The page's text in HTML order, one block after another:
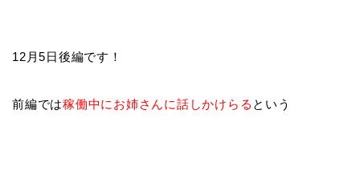
12月5日後編です！
前編では稼働中にお姉さんに話しかけらる という